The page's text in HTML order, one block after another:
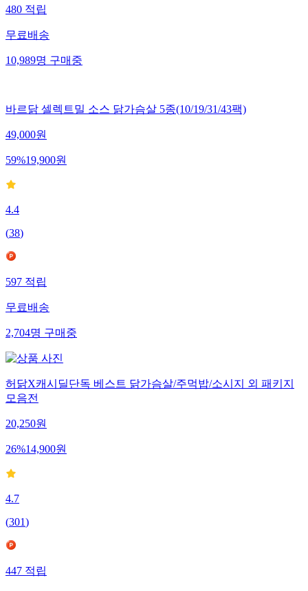
480적립
무료배송
10,989명구매중
바르닭 셀렉트밀 소스 닭가슴살 5종(10/19/31/43팩)
49,000원
59%19,900원
4.4
(38)
597적립
무료배송
2,704명구매중
허닭X캐시딜단독 베스트 닭가슴살/주먹밥/소시지 외 패키지
모음전
20,250원
26%14,900원
4.7
(301)
447적립